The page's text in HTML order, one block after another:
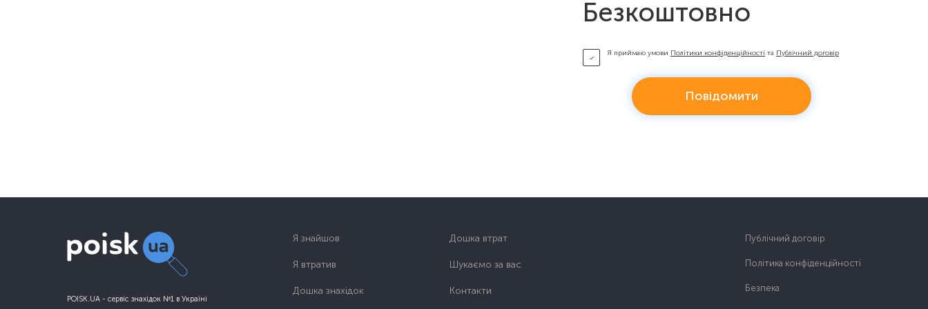
Безкоштовно
Я приймаю умови Політики конфіденційності та Публічний договір
Повідомити
POISK.UA - сервіс знахідок №1 в Україні
Я знайшов
Я втратив
Дошка знахідок
Дошка втрат
Шукаємо за вас
Контакти
Публічний договір
Політика конфіденційності
Безпека